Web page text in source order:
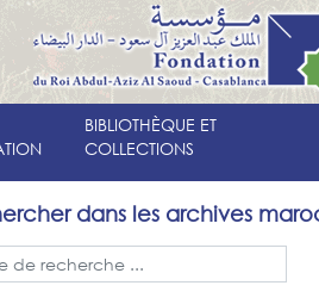
BIBLIOTHÈQUE ET
COLLECTIONS
dans les archives